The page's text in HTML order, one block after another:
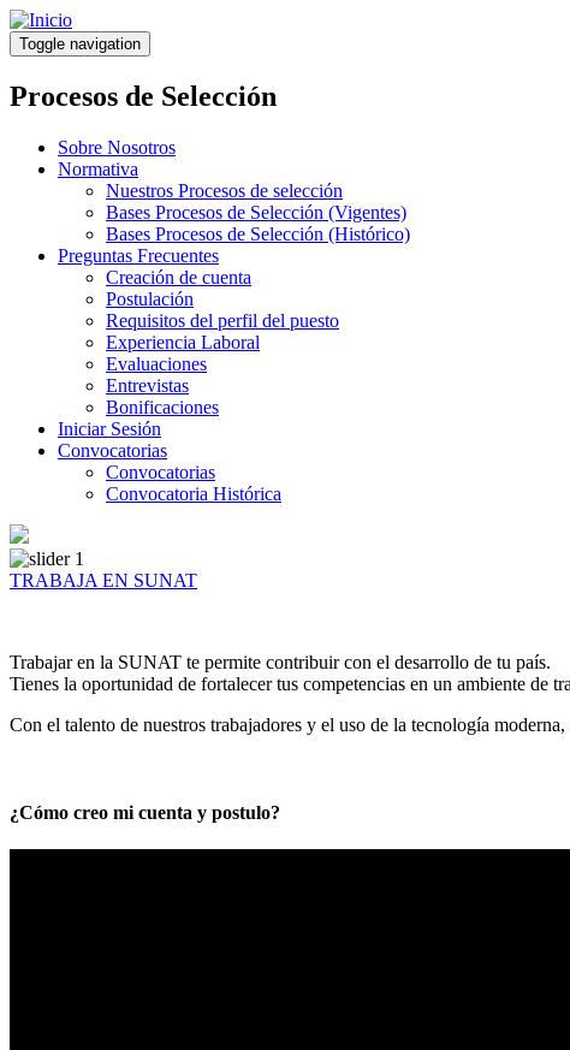
Pasar
al
contenido
principal
Toggle navigation
Procesos de Selección
Sobre Nosotros
Normativa
Nuestros Procesos de selección
Bases Procesos de Selección (Vigentes)
Bases Procesos de Selección (Histórico)
Preguntas Frecuentes
Creación de cuenta
Postulación
Requisitos del perfil del puesto
Experiencia Laboral
Evaluaciones
Entrevistas
Bonificaciones
Iniciar Sesión
Convocatorias
Convocatorias
Convocatoria Histórica
TRABAJA EN SUNAT
Trabajar en la SUNAT te permite contribuir con el desarrollo de tu país.
Tienes la oportunidad de fortalecer tus competencias en un ambiente de
Con el talento de nuestros trabajadores y el uso de la tecnología
¿Cómo creo mi cuenta y postulo?